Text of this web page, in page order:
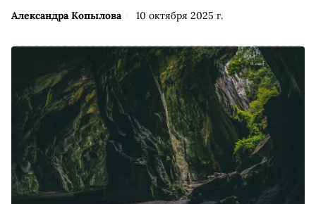
Александра Копылова 10 октября 2025 г.